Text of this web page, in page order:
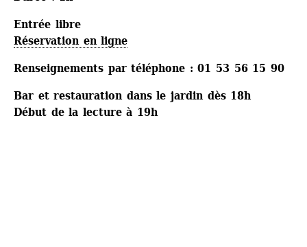
Entrée libre
Réservation en ligne
Renseignements par téléphone : 01 53 56 15 90
Bar et restauration dans le jardin dès 18h
Début de la lecture à 19h